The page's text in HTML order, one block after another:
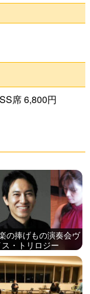
わせ
席 6,800円
の捧げもの演奏会ヴ
ス・トリロジー